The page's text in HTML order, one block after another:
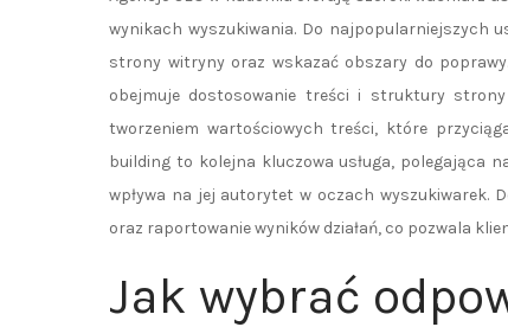
wynikach wyszukiwania. Do najpopularniejszych
strony witryny oraz wskazać obszary do
obejmuje dostosowanie treści i struktury
tworzeniem wartościowych treści, które
building to kolejna kluczowa usługa, polegająca
wpływa na jej autorytet w oczach wyszukiwarek.
oraz raportowanie wyników działań, co pozwala
Jak wybrać